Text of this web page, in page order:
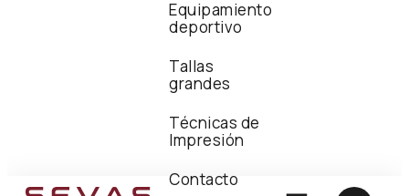
Equipamiento
deportivo
Tallas
grandes
Técnicas de
Impresión
Contacto